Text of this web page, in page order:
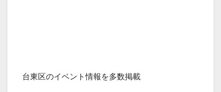
台東区のイベント情報を多数掲載